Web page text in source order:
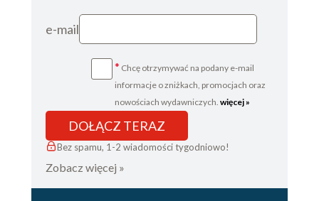
e-mail
* Chcę otrzymywać na podany e-mail
informacje o zniżkach, promocjach oraz
nowościach wydawniczych. więcej »
DOŁĄCZ TERAZ
Bez spamu, 1-2 wiadomości tygodniowo!
Zobacz więcej »